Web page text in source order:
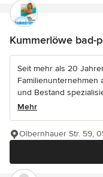
Kummerlöwe bad-
Seit mehr als 20
Familienunternehmen
und Bestand
Mehr
Olbernhauer Str. 59,